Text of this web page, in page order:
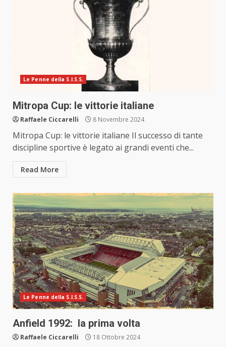
Le Penne della S.I.S.S.
Mitropa Cup: le vittorie italiane
Raffaele Ciccarelli 8 Novembre 2024
Mitropa Cup: le vittorie italiane Il successo di tante
discipline sportive è legato ai grandi eventi che...
Read More
Le Penne della S.I.S.S.
Anfield 1992: la prima volta
Raffaele Ciccarelli 18 Ottobre 2024